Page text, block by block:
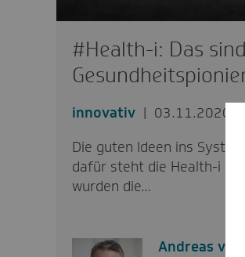
#Health-i: Das
innovativ
03.11.2020
Die guten Ideen ins
dafür steht die Health-i
wurden die…
Andreas